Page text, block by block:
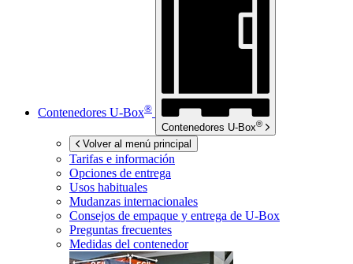
Contenedores U-Box®
Contenedores U-Box®
Volver al menú principal
Tarifas e información
Opciones de entrega
Usos habituales
Mudanzas internacionales
Consejos de empaque y entrega de U-Box
Preguntas frecuentes
Medidas del contenedor